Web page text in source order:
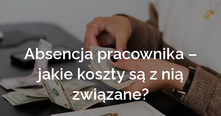
Absencja pracownika –
jakie koszty są z nią
związane?